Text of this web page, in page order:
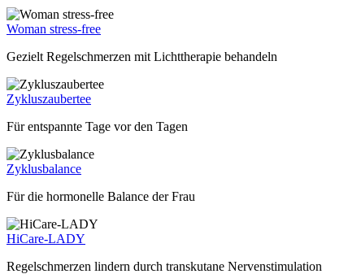
Woman stress-free
Gezielt Regelschmerzen mit Lichttherapie behandeln
Zykluszaubertee
Für entspannte Tage vor den Tagen
Zyklusbalance
Für die hormonelle Balance der Frau
HiCare-LADY
Regelschmerzen lindern durch transkutane Nervenstimulation